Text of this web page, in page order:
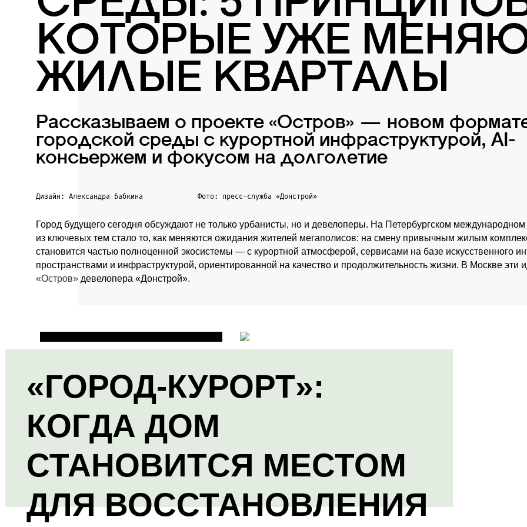
КОТОРЫЕ УЖЕ
ЖИЛЫЕ КВАРТАЛЫ
Рассказываем о проекте «Остров» — новом
городской среды с курортной инфраструктурой, AI-
консьержем и фокусом на долголетие
Дизайн: Александра Бабкина Фото: пресс-служба «Донстрой»
Город будущего сегодня обсуждают не только урбанисты, но и девелоперы. На Петербургском
из ключевых тем стало то, как меняются ожидания жителей мегаполисов: на смену привычным жилым
становится частью полноценной экосистемы — с курортной атмосферой, сервисами на базе искусственного
пространствами и инфраструктурой, ориентированной на качество и продолжительность жизни. В Москве
«Остров» девелопера «Донстрой».
«ГОРОД-КУРОРТ»:
КОГДА ДОМ
СТАНОВИТСЯ МЕСТОМ
ДЛЯ ВОССТАНОВЛЕНИЯ